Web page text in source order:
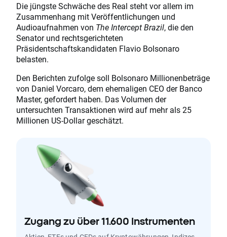
Die jüngste Schwäche des Real steht vor allem im
Zusammenhang mit Veröffentlichungen und
Audioaufnahmen von The Intercept Brazil, die den
Senator und rechtsgerichteten
Präsidentschaftskandidaten Flavio Bolsonaro
belasten.
Den Berichten zufolge soll Bolsonaro Millionenbeträge
von Daniel Vorcaro, dem ehemaligen CEO der Banco
Master, gefordert haben. Das Volumen der
untersuchten Transaktionen wird auf mehr als 25
Millionen US-Dollar geschätzt.
Zugang zu über 11.600 Instrumenten